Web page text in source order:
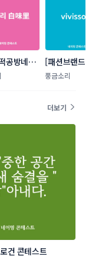
공방네이
[패션브랜드
런칭] 해외
트
풍금소리
더보기
건 콘테스트